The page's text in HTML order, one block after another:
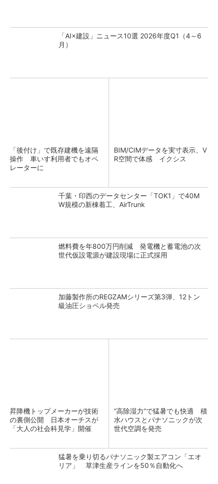
「AI×建設」ニュース10選 2026年度Q1（4～6
月）
「後付け」で既存建機を遠隔
操作 車いす利用者でもオペ
レーターに
BIM/CIMデータを実寸表示、V
R空間で体感 イクシス
千葉・印西のデータセンター「TOK1」で40M
W規模の新棟着工、AirTrunk
燃料費を年800万円削減 発電機と蓄電池の次
世代仮設電源が建設現場に正式採用
加藤製作所のREGZAMシリーズ第3弾、12トン
級油圧ショベル発売
昇降機トップメーカーが技術
の裏側公開 日本オーチスが
「大人の社会科見学」開催
“高除湿力”で猛暑でも快適 積
水ハウスとパナソニックが次
世代空調を発売
猛暑を乗り切るパナソニック製エアコン「エオ
リア」 草津生産ラインを50％自動化へ